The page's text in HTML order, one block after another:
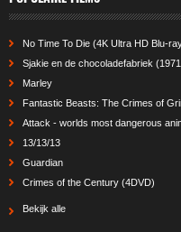
No Time To Die (4K Ultra HD Blu-
Sjakie en de chocoladefabriek
Marley
Fantastic Beasts: The Crimes of
Attack - worlds most dangerous
13/13/13
Guardian
Crimes of the Century (4DVD)
Bekijk alle